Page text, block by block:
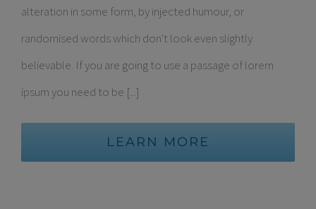
alteration in some form, by injected humour, or
randomised words which don't look even slightly
believable. If you are going to use a passage of lorem
ipsum you need to be [...]
LEARN MORE